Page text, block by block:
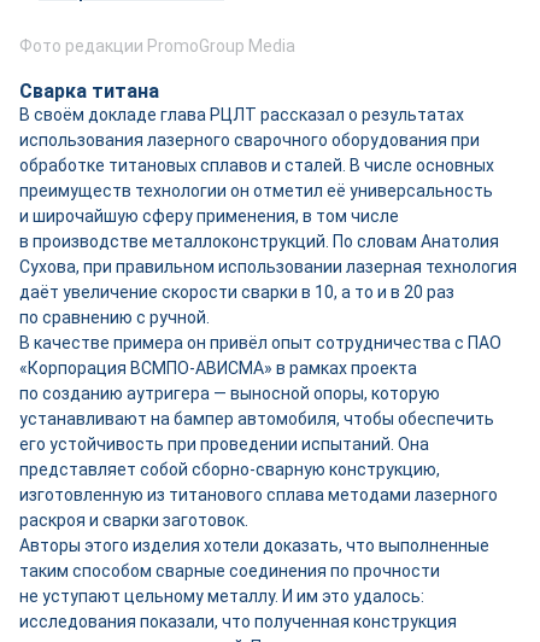
Фото редакции PromoGroup Media
Сварка титана
В своём докладе глава РЦЛТ рассказал о результатах
использования лазерного сварочного оборудования при
обработке титановых сплавов и сталей. В числе основных
преимуществ технологии он отметил её универсальность
и широчайшую сферу применения, в том числе
в производстве металлоконструкций. По словам Анатолия
Сухова, при правильном использовании лазерная технология
даёт увеличение скорости сварки в 10, а то и в 20 раз
по сравнению с ручной.
В качестве примера он привёл опыт сотрудничества с ПАО
«Корпорация ВСМПО-АВИСМА» в рамках проекта
по созданию аутригера — выносной опоры, которую
устанавливают на бампер автомобиля, чтобы обеспечить
его устойчивость при проведении испытаний. Она
представляет собой сборно-­сварную конструкцию,
изготовленную из титанового сплава методами лазерного
раскроя и сварки заготовок.
Авторы этого изделия хотели доказать, что выполненные
таким способом сварные соединения по прочности
не уступают цельному металлу. И им это удалось:
исследования показали, что полученная конструкция